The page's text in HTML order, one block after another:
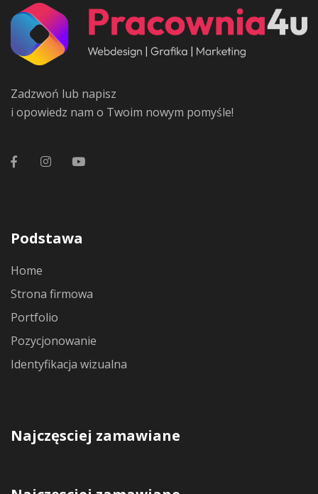
Zadzwoń lub napisz
i opowiedz nam o Twoim nowym pomyśle!
Podstawa
Home
Strona firmowa
Portfolio
Pozycjonowanie
Identyfikacja wizualna
Najczęsciej zamawiane